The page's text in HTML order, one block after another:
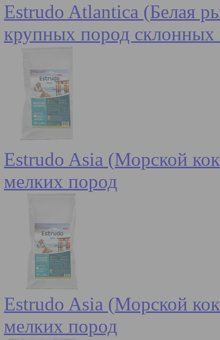
Estrudo Atlantica (Белая
крупных пород склонных
Estrudo Asia (Морской
мелких пород
Estrudo Asia (Морской
мелких пород